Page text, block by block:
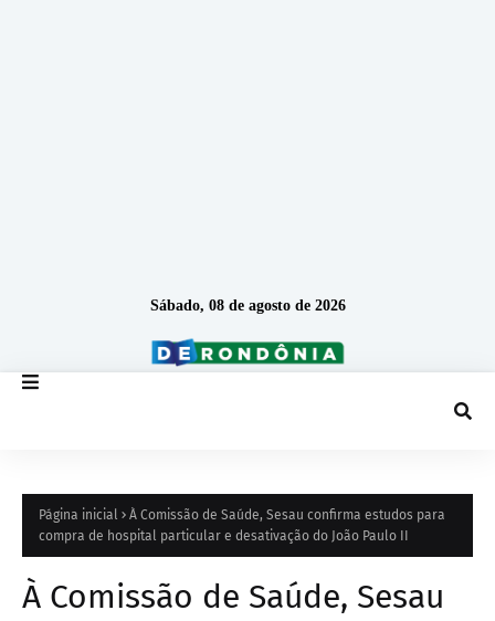
Sábado, 08 de agosto de 2026
Página inicial
À Comissão de Saúde, Sesau confirma estudos para
compra de hospital particular e desativação do João Paulo II
À Comissão de Saúde, Sesau